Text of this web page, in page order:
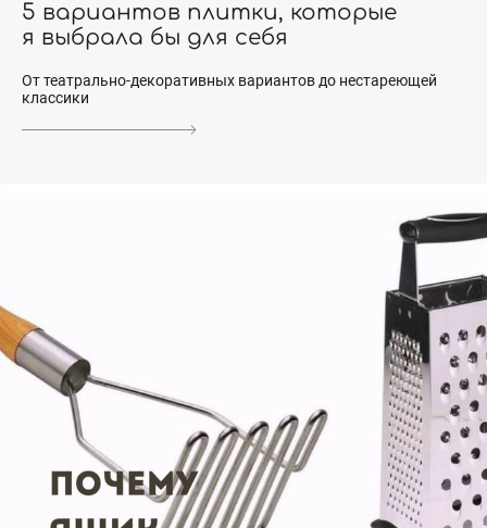
5 вариантов плитки, которые
я выбрала бы для себя
От театрально-декоративных вариантов до нестареющей
классики